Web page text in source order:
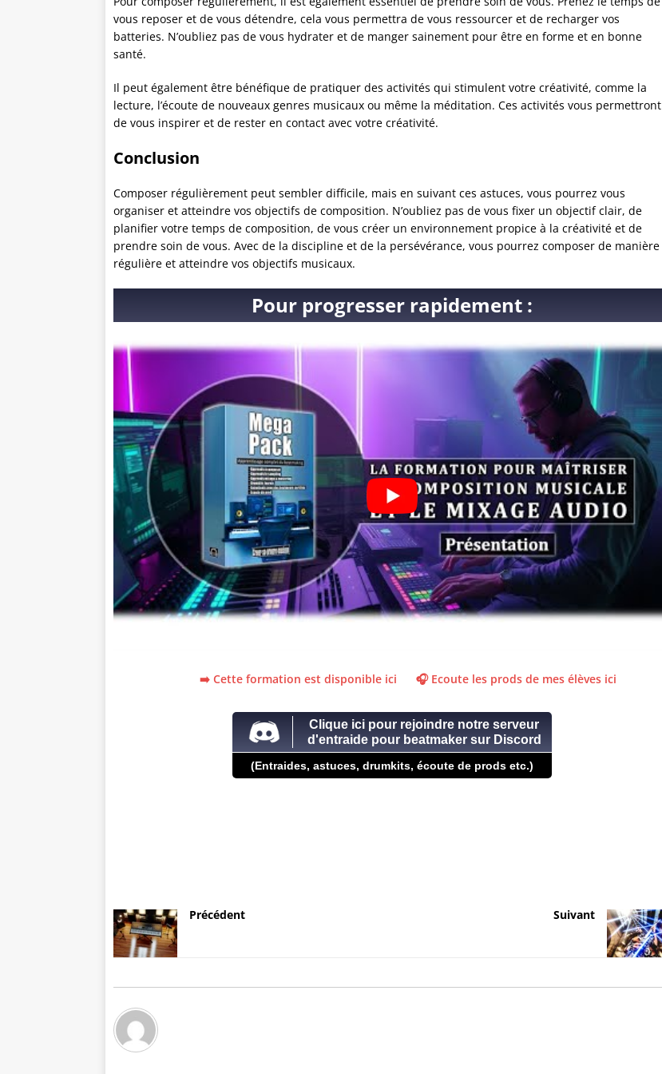
vous reposer et de vous détendre, cela vous permettra de vous ressourcer et de recharger vos
batteries. N’oubliez pas de vous hydrater et de manger sainement pour être en forme et en bonne
santé.
Il peut également être bénéfique de pratiquer des activités qui stimulent votre créativité, comme la
lecture, l’écoute de nouveaux genres musicaux ou même la méditation. Ces activités vous permettront
de vous inspirer et de rester en contact avec votre créativité.
Conclusion
Composer régulièrement peut sembler difficile, mais en suivant ces astuces, vous pourrez vous
organiser et atteindre vos objectifs de composition. N’oubliez pas de vous fixer un objectif clair, de
planifier votre temps de composition, de vous créer un environnement propice à la créativité et de
prendre soin de vous. Avec de la discipline et de la persévérance, vous pourrez composer de manière
régulière et atteindre vos objectifs musicaux.
Pour progresser rapidement :
➡️ Cette formation est disponible ici 🎧 Ecoute les prods de mes élèves ici
Clique ici pour rejoindre notre serveur
d'entraide pour beatmaker sur Discord
(Entraides, astuces, drumkits, écoute de prods etc.)
Précédent Suivant